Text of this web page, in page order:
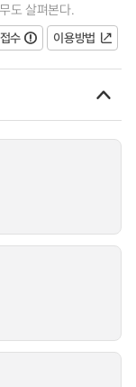
도 살펴본다.
수
이용방법